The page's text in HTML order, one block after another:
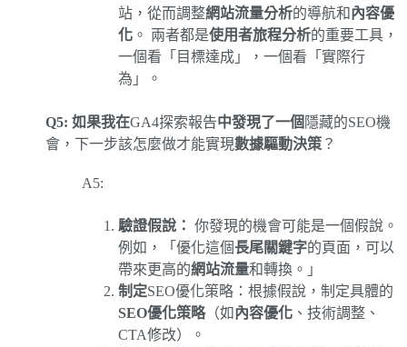
站，從而調整網站流量分析的導航和內容優
化 。 兩者都是使用者旅程分析的重要工具，
一個看「目標達成」，一個看「實際行
為」。
Q5: 如果我在GA4探索報告中發現了一個 隱藏的SEO機
會，下一步該怎麼做才能實現數據驅動決策 ？
A5:
驗證假說： 你發現的機會可能是一個假說。
例如，「優化這個長尾關鍵字的頁面，可以
帶來更高的網站流量和轉換。」
制定SEO優化策略：根據假說，制定具體的
SEO優化策略（如內容優化 、技術調整、
CTA修改）。